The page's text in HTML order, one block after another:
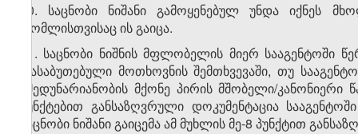
10. საცნობი ნიშანი გამოყენებულ უნდა იქნეს
რომლისთვისაც ის გაიცა.
11. საცნობი ნიშნის მფლობელის მიერ
დასაბუთებული მოთხოვნის შემთხვევაში, თუ
ქმედუნარიანობის მქონე პირის მშობელი/
პუნქტებით განსაზღვრული დოკუმენტაცია
საცნობი ნიშანი გაიცემა ამ მუხლის მე-8 პუნქტით